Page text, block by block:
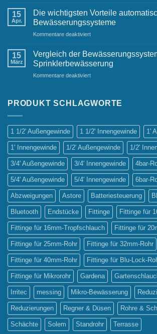
Bewässerungsanlagen:
Must-
Have
jeden
Gastgarten
15
Apr.
Die wichtigsten Vorteile
Bewässerungssysteme
Kommentare deaktiviertfür
wichtigsten
automatischer
Bewässerungssysteme
15
März
Vergleich der
Sprinklerbewässerung
Kommentare deaktiviertfür
Bewässerungssysteme:
Sprinklerbewässerung
PRODUKT SCHLAGWORTE
1 1/2' Außengewinde 1 1/2' Innengewinde 1'
1' Innengewinde 1/2' Außengewinde 1/2'
3/4' Außengewinde 3/4' Innengewinde 4bar-
5/4' Außengewinde 5/4' Innengewinde 6bar-
Abzweigungen Astore Batteriesteuerung
Bluetooth Endstücke Fittinge Fittinge für
Fittinge für 16mm-Tropfschlauch Fittinge für
Fittinge für 25mm-Rohr Fittinge für 32mm-Rohr
Fittinge für 40mm-Rohr Fittinge für Blu-Lock-
Fittinge für Mikrorohr Gardena
Irritec messing Mikro-Bewässerung
Reduzierungen Regner & Düsen Rohre &
Schächte Solem Standrohr Terrasse